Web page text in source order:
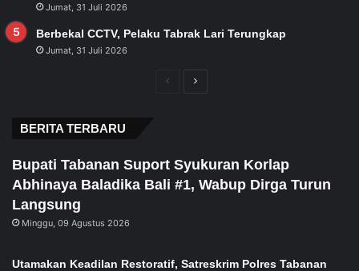
Jumat, 31 Juli 2026
Berbekal CCTV, Pelaku Tabrak Lari Terungkap
Jumat, 31 Juli 2026
PreviousNext
BERITA TERBARU
Bupati Tabanan Suport Syukuran Korlap
Abhinaya Baladika Bali #1, Wabup Dirga Turun
Langsung
Minggu, 09 Agustus 2026
Utamakan Keadilan Restoratif, Satreskrim Polres Tabanan